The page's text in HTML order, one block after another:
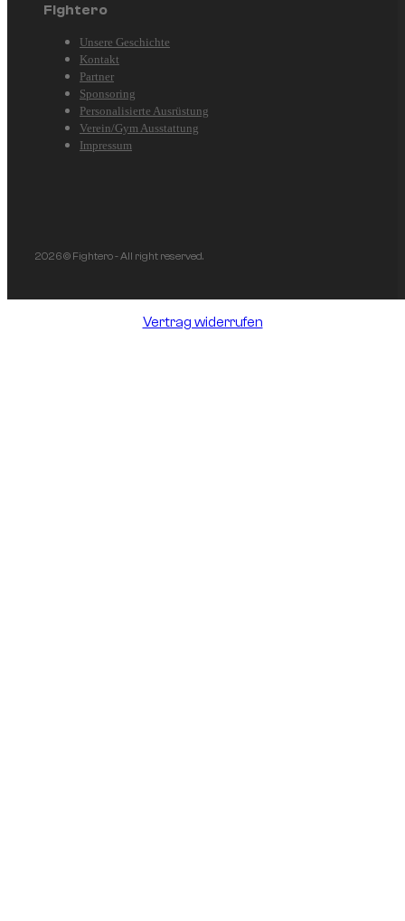
Fightero
Unsere Geschichte
Kontakt
Partner
Sponsoring
Personalisierte Ausrüstung
Verein/Gym Ausstattung
Impressum
2026 © Fightero - All right reserved.
Vertrag widerrufen